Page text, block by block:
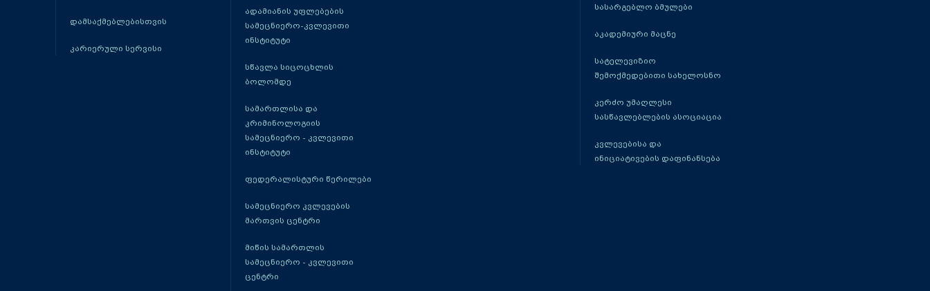
დამსაქმებლებისთვის
კარიერული სერვისი
ადამიანის უფლებების
სამეცნიერო-კვლევითი
ინსტიტუტი
სწავლა სიცოცხლის
ბოლომდე
სამართლისა და
კრიმინოლოგიის
სამეცნიერო - კვლევითი
ინსტიტუტი
ფედერალისტური წერილები
სამეცნიერო კვლევების
მართვის ცენტრი
მიწის სამართლის
სამეცნიერო - კვლევითი
ცენტრი
სასარგებლო ბმულები
აკადემიური მაცნე
სატელევიზიო
შემოქმედებითი სახელოსნო
კერძო უმაღლესი
სასწავლებლების ასოციაცია
კვლევებისა და
ინიციატივების დაფინანსება